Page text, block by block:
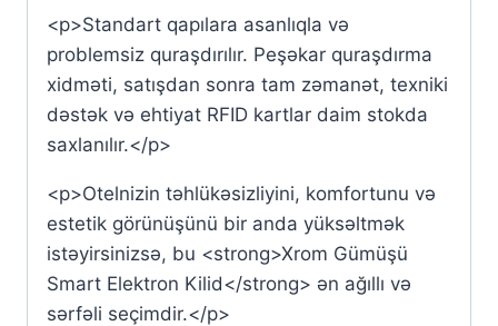
<p>Standart qapılara asanlıqla və
problemsiz quraşdırılır. Peşəkar quraşdırma
xidməti, satışdan sonra tam zəmanət, texniki
dəstək və ehtiyat RFID kartlar daim stokda
saxlanılır.</p>
<p>Otelnizin təhlükəsizliyini, komfortunu və
estetik görünüşünü bir anda yüksəltmək
istəyirsinizsə, bu <strong>Xrom Gümüşü
Smart Elektron Kilid</strong> ən ağıllı və
sərfəli seçimdir.</p>